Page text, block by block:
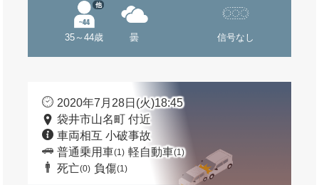
35～44歳
他
曇 信号なし
2020年7月28日(火)18:45
袋井市山名町 付近
車両相互 小破事故
普通乗用車(1) 軽自動車(1)
死亡(0) 負傷(1)